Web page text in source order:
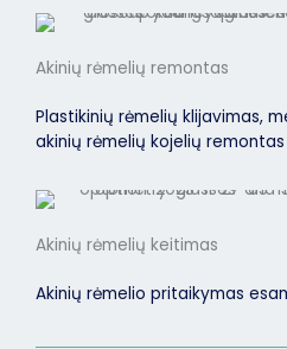
Akinių rėmelių remontas
Plastikinių rėmelių klijavimas,
akinių rėmelių kojelių remontas
Akinių rėmelių keitimas
Akinių rėmelio pritaikymas